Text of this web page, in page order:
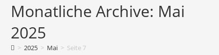
Monatliche Archive: Mai
2025
> 2025 > Mai > Seite 7